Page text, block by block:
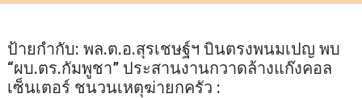
ป้ายกำกับ:พล.ต.อ.สุรเชษฐ์ฯ บินตรงพนมเปญ พบ
“ผบ.ตร.กัมพูชา” ประสานงานกวาดล้างแก๊งคอล
เซ็นเตอร์ ชนวนเหตุฆ่ายกครัว :